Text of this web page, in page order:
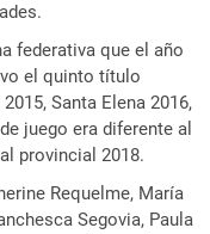
federativa que el año
el quinto título
Santa Elena 2016,
juego era diferente al
provincial 2018.
Requelme, María
Segovia, Paula